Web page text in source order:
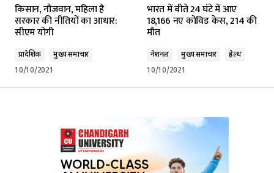
किसान, नौजवान, महिला हैं
सरकार की नीतियों का आधार:
सीएम योगी
प्रादेशिक
मुख्य समाचार
10/10/2021
भारत में बीते 24 घंटे में आए
18,166 नए कोविड केस, 214 की
मौत
नेशनल मुख्य समाचार
हेल्थ
10/10/2021